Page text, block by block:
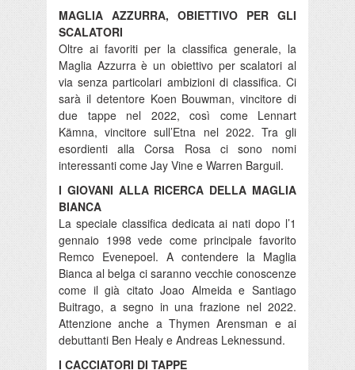
MAGLIA AZZURRA, OBIETTIVO PER GLI
SCALATORI
Oltre ai favoriti per la classifica generale, la
Maglia Azzurra è un obiettivo per scalatori al
via senza particolari ambizioni di classifica. Ci
sarà il detentore Koen Bouwman, vincitore di
due tappe nel 2022, così come Lennart
Kämna, vincitore sull’Etna nel 2022. Tra gli
esordienti alla Corsa Rosa ci sono nomi
interessanti come Jay Vine e Warren Barguil.
I GIOVANI ALLA RICERCA DELLA MAGLIA
BIANCA
La speciale classifica dedicata ai nati dopo l’1
gennaio 1998 vede come principale favorito
Remco Evenepoel. A contendere la Maglia
Bianca al belga ci saranno vecchie conoscenze
come il già citato Joao Almeida e Santiago
Buitrago, a segno in una frazione nel 2022.
Attenzione anche a Thymen Arensman e ai
debuttanti Ben Healy e Andreas Leknessund.
I CACCIATORI DI TAPPE